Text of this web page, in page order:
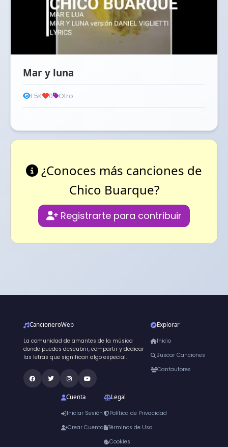
Mar y luna
1.5K 0 Otro
¿Conoces más canciones de
Chico Buarque?
Registrarte para contribuir
CancioneroWeb
La comunidad de amantes de la música
donde puedes descubrir, compartir y dedicar
las letras que significan algo especial.
Explorar
Inicio
Buscar Canciones
Cantautores
Cuenta
Iniciar Sesión
Crear Cuenta
Legal
Política de Privacidad
Términos de Uso
Cookies